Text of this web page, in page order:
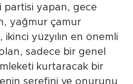
partisi yapan, gece
yağmur çamur
ikinci yüzyılın en önemli
sadece bir genel
kurtaracak bir
şerefini ve onurunu